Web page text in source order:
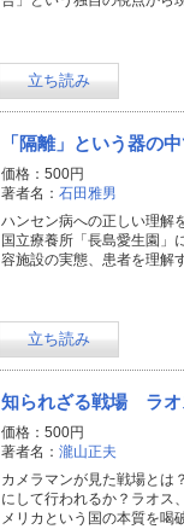
立ち読み
「隔離」という器の
価格：500円
著者名： 石田雅男
ハンセン病への正しい理解
国立療養所「長島愛生園」
容施設の実態、患者を理解
立ち読み
知られざる戦場 ラオ
価格：500円
著者名： 瀧山正夫
カメラマンが見た戦場とは
にして行われるか？ラオス
メリカという国の本質を喝